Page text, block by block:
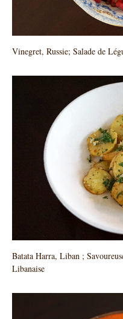
Vinegret, Russie; Salade de
Batata Harra, Liban ;
Libanaise